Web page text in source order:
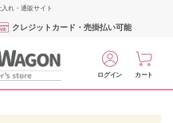
れ・通販サイト
クレジットカード・売掛払い可能
ログイン カート